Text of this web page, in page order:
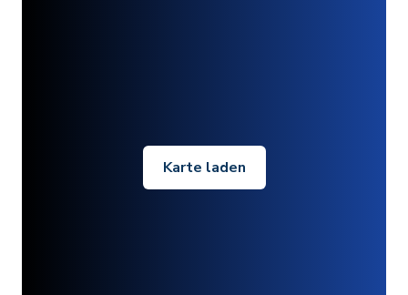
Karte laden